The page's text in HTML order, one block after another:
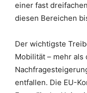
einer fast
diesen Bereichen
Der wichtigste
Mobilität – mehr
entfallen. Die EU-